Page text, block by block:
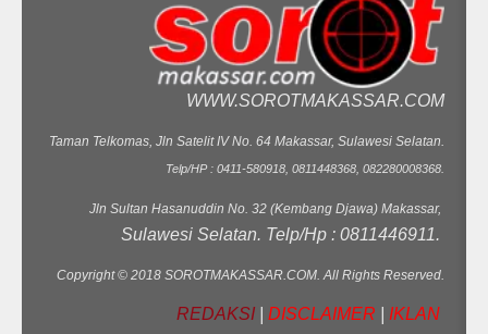
WWW.SOROTMAKASSAR.COM
Taman Telkomas, Jln Satelit IV No. 64 Makassar, Sulawesi Selatan.
Telp/HP : 0411-580918, 0811448368, 082280008368.
Jln Sultan Hasanuddin No. 32 (Kembang Djawa) Makassar,
Sulawesi Selatan. Telp/Hp : 0811446911.
Copyright © 2018 SOROTMAKASSAR.COM. All Rights Reserved.
REDAKSI DISCLAIMER IKLAN